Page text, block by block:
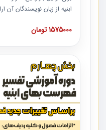
ابنیه از زبان نویسندگان
ردیف ها و مطالب فهرست
دوره به صورت کامل تصویری
دوره با کلام مهندس
مشاور در امر بازنگری فهرست
همکارانی که در حوزه
توصیه می کنیم از مطالب این
1575000 تومان